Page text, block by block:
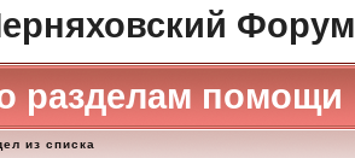
Форум
разделам помощи
из списка